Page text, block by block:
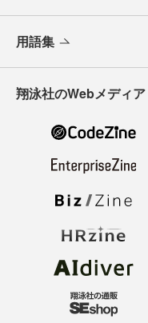
用語集
翔泳社のWebメディア